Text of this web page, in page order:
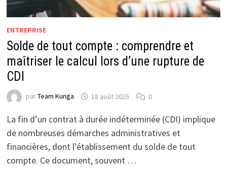
ENTREPRISE
Solde de tout compte : comprendre et
maîtriser le calcul lors d’une rupture de
CDI
parTeam Kunga 18 août 2025 0
La fin d’un contrat à durée indéterminée (CDI) implique
de nombreuses démarches administratives et
financières, dont l’établissement du solde de tout
compte. Ce document, souvent …